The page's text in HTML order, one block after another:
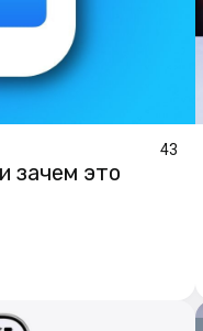
43
зачем это